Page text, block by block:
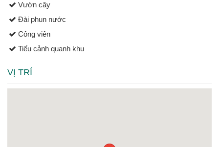
Vườn cây
Đài phun nước
Công viên
Tiểu cảnh quanh khu
VỊ TRÍ